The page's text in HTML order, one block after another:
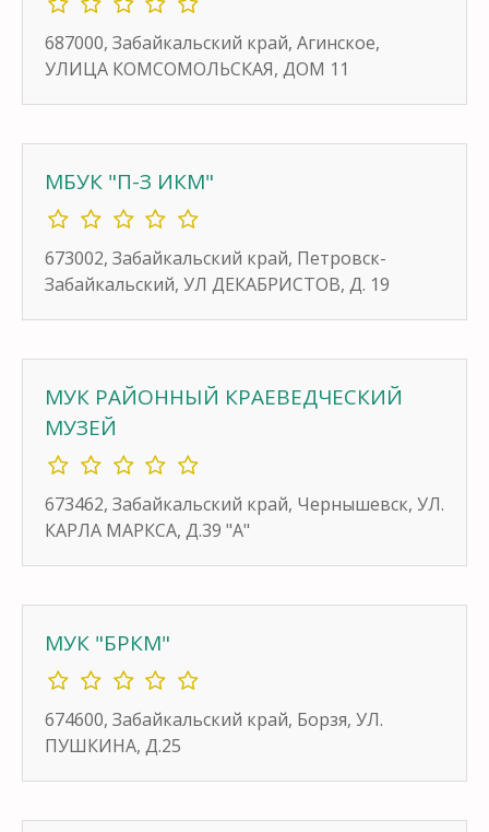
687000, Забайкальский край, Агинское,
УЛИЦА КОМСОМОЛЬСКАЯ, ДОМ 11
МБУК "П-З ИКМ"
673002, Забайкальский край, Петровск-
Забайкальский, УЛ ДЕКАБРИСТОВ, Д. 19
МУК РАЙОННЫЙ КРАЕВЕДЧЕСКИЙ
МУЗЕЙ
673462, Забайкальский край, Чернышевск, УЛ.
КАРЛА МАРКСА, Д.39 "А"
МУК "БРКМ"
674600, Забайкальский край, Борзя, УЛ.
ПУШКИНА, Д.25